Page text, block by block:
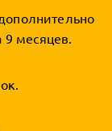
дополнительно
месяцев.